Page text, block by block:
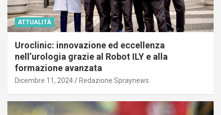
ATTUALITÀ
Uroclinic: innovazione ed eccellenza
nell’urologia grazie al Robot ILY e alla
formazione avanzata
Dicembre 11, 2024 Redazione Spraynews